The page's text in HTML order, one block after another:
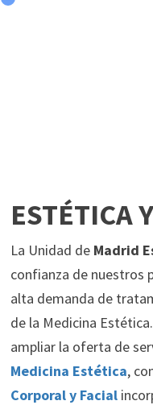
ESTÉTICA
La Unidad de Madrid
confianza de nuestros
alta demanda de
de la Medicina
ampliar la oferta de
Medicina Estética,
Corporal y Facial